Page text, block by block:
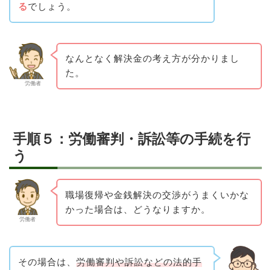
るでしょう。
労働者
なんとなく解決金の考え方が分かりまし
た。
手順５：労働審判・訴訟等の手続を行
う
労働者
職場復帰や金銭解決の交渉がうまくいかな
かった場合は、どうなりますか。
その場合は、 労働審判や訴訟などの法的手